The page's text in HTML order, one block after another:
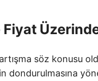
Fiyat
söz konusu
dondurulmasına